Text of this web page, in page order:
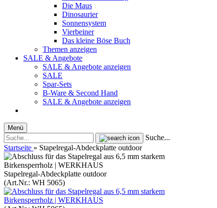
Die Maus
Dinosaurier
Sonnensystem
Vierbeiner
Das kleine Böse Buch
Themen anzeigen
SALE & Angebote
SALE & Angebote anzeigen
SALE
Spar-Sets
B-Ware & Second Hand
SALE & Angebote anzeigen
Menü
Suche...
Startseite » Stapelregal-Abdeckplatte outdoor
Stapelregal-Abdeckplatte outdoor
(Art.Nr.: WH 5065)